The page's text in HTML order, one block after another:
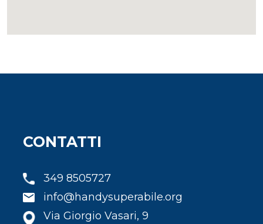
CONTATTI
349 8505727
info@handysuperabile.org
Via Giorgio Vasari, 9